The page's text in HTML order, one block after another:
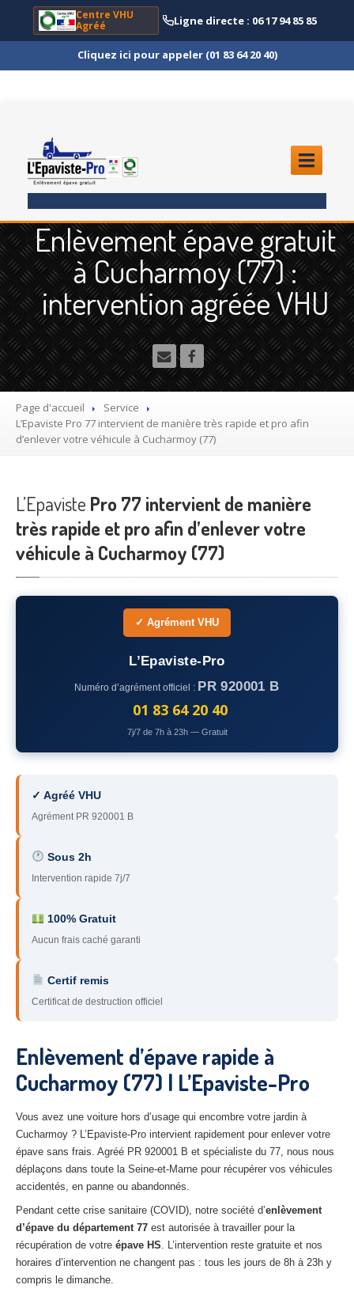
Centre VHU
Agréé
Ligne directe : 06 17 94 85 85
Cliquez ici pour appeler (01 83 64 20 40)
ENLÈVEMENTÉPAVE
Quoi ?
Scooteret Moto
Camion
et Poids Lourd
Utilitaire
Démolisseuragrée VHU gratuit
Mettreà la casse sa voiture
Recyclagevoiture usagée gratuit
Destructionde voiture agréé
EpavisteGratuit
Rachatvoiture accidentée
– Seine-et-Marne
– Yvelines
92– Hauts-de-Seine
93 – Seine-Saint-Denis
94– Val-de-Marne
95 – Val d’Oise
– Essonne
89 – Yonne
51 – Marne
– Eure-et-Loir
27– Eure
– Aube
02 – Aisne
Tous les secteurs
CENTREVHU AGRÉE
Centreagréé VHU Paris 75 : casse auto avec destruction
Centre
agréé VHU 77 : casse auto avec destruction
Enlèvement épave gratuit
à Cucharmoy (77) :
intervention agréée VHU
Page d'accueil
Service
L’Epaviste Pro 77 intervient de manière très rapide et pro afin
d’enlever votre véhicule à Cucharmoy (77)
L’Epaviste Pro 77 intervient de manière
très rapide et pro afin d’enlever votre
véhicule à Cucharmoy (77)
✓ Agrément VHU
L’Epaviste-Pro
Numéro d’agrément officiel : PR 920001 B
01 83 64 20 40
7j/7 de 7h à 23h — Gratuit
✓ Agréé VHU
Agrément PR 920001 B
Sous 2h
Intervention rapide 7j/7
100% Gratuit
Aucun frais caché garanti
Certif remis
Certificat de destruction officiel
Enlèvement d’épave rapide à
Cucharmoy (77) | L’Epaviste-Pro
Vous avez une voiture hors d’usage qui encombre votre jardin à
Cucharmoy ? L’Epaviste-Pro intervient rapidement pour enlever votre
épave sans frais. Agréé PR 920001 B et spécialiste du 77, nous nous
déplaçons dans toute la Seine-et-Marne pour récupérer vos véhicules
accidentés, en panne ou abandonnés.
Pendant cette crise sanitaire (COVID), notre société d’enlèvement
d’épave du département 77 est autorisée à travailler pour la
récupération de votre épave HS. L’intervention reste gratuite et nos
horaires d’intervention ne changent pas : tous les jours de 8h à 23h y
compris le dimanche.